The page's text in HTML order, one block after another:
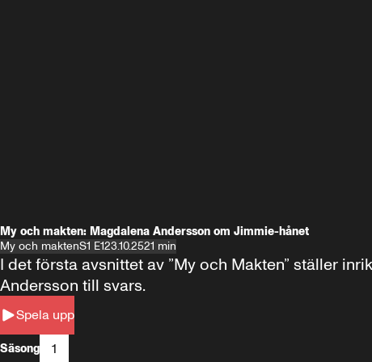
My och makten: Magdalena Andersson om Jimmie-hånet
My och maktenS1 E123.10.2521 min
Spela upp
I det första avsnittet av ”My och Makten” ställer
Andersson till svars.
Säsong 1